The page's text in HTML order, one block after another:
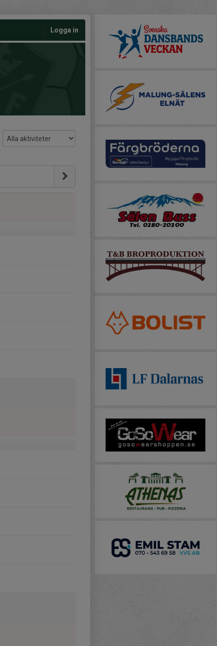
Logga in